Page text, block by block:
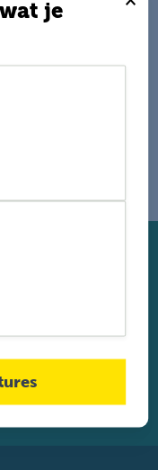
je
je gegevens
wij voor jou de
reactie.